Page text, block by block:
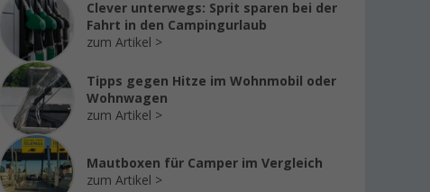
Clever unterwegs: Sprit sparen bei der
Fahrt in den Campingurlaub
zum Artikel
Tipps gegen Hitze im Wohnmobil oder
Wohnwagen
zum Artikel
Mautboxen für Camper im Vergleich
zum Artikel